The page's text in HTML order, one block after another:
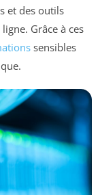
et des outils
Grâce à ces
sensibles